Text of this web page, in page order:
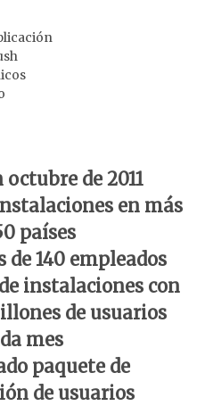
octubre de 2011
en más
países
de 140 empleados
instalaciones con
de usuarios
mes
paquete de
de usuarios